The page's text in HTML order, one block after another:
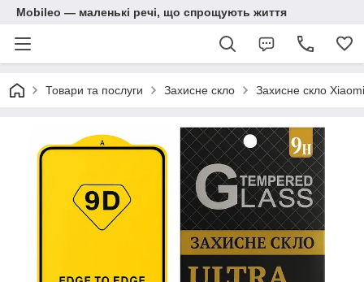
Mobileo — маленькі речі, що спрощують життя
Товари та послуги Захисне скло Захисне скло